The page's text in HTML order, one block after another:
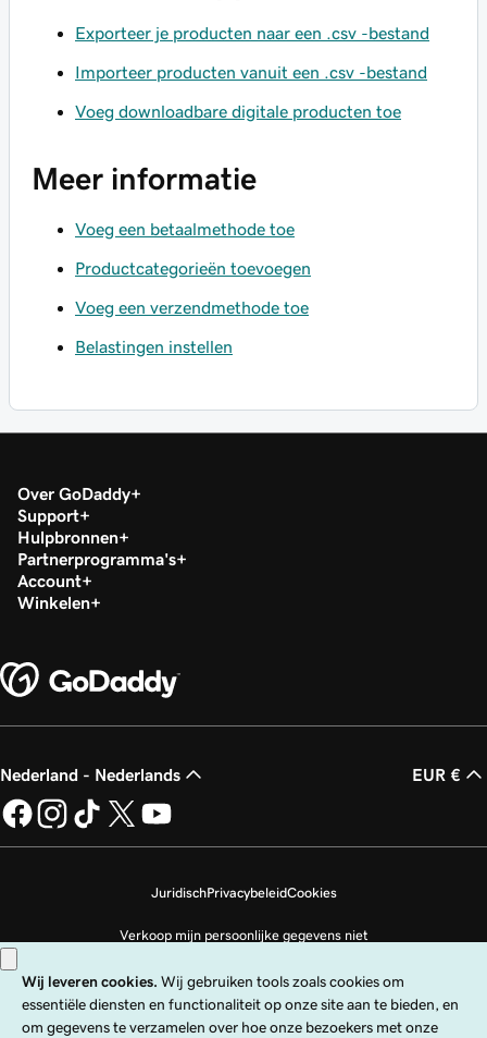
Exporteer je producten naar een .csv -bestand
Importeer producten vanuit een .csv -bestand
Voeg downloadbare digitale producten toe
Meer informatie
Voeg een betaalmethode toe
Productcategorieën toevoegen
Voeg een verzendmethode toe
Belastingen instellen
Over GoDaddy
Support
Hulpbronnen
Partnerprogramma's
Account
Winkelen
Nederland - Nederlands EUR €
JuridischPrivacybeleidCookies
Verkoop mijn persoonlijke gegevens niet
Copyright © 1999 - 2026 GoDaddy Operating Company, LLC. Alle rechten
voorbehouden. Het GoDaddy-woordmerk is een geregistreerd handelsmerk
van GoDaddy Operating Company, LLC in de VS en andere landen. Het logo